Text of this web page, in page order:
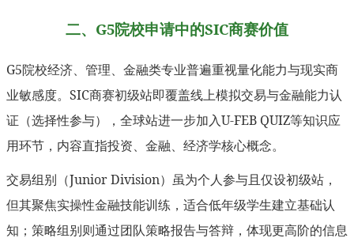
二、G5院校申请中的SIC商赛价值
G5院校经济、管理、金融类专业普遍重视量化能力与现实商
业敏感度。SIC商赛初级站即覆盖线上模拟交易与金融能力认
证（选择性参与），全球站进一步加入U-FEB QUIZ等知识应
用环节，内容直指投资、金融、经济学核心概念。
交易组别（Junior Division）虽为个人参与且仅设初级站，
但其聚焦实操性金融技能训练，适合低年级学生建立基础认
知；策略组别则通过团队策略报告与答辩，体现更高阶的信息